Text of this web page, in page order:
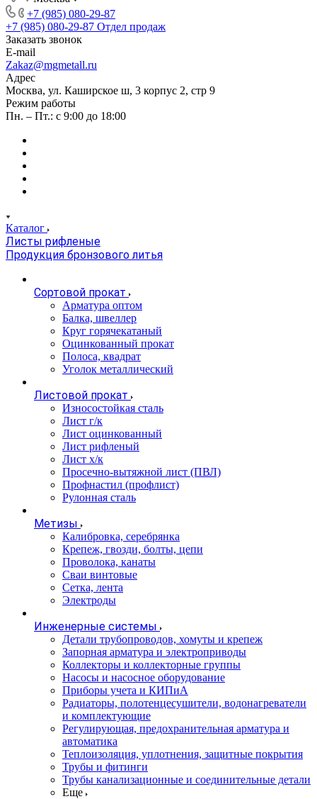
+7 (985) 080-29-87
+7 (985) 080-29-87 Отдел продаж
Заказать звонок
E-mail
Zakaz@mgmetall.ru
Адрес
Москва, ул. Каширское ш, 3 корпус 2, стр 9
Режим работы
Пн. – Пт.: с 9:00 до 18:00
Каталог
Листы рифленые
Продукция бронзового литья
Сортовой прокат
Арматура оптом
Балка, швеллер
Круг горячекатаный
Оцинкованный прокат
Полоса, квадрат
Уголок металлический
Листовой прокат
Износостойкая сталь
Лист г/к
Лист оцинкованный
Лист рифленый
Лист х/к
Просечно-вытяжной лист (ПВЛ)
Профнастил (профлист)
Рулонная сталь
Метизы
Калибровка, серебрянка
Крепеж, гвозди, болты, цепи
Проволока, канаты
Сваи винтовые
Сетка, лента
Электроды
Инженерные системы
Детали трубопроводов, хомуты и крепеж
Запорная арматура и электроприводы
Коллекторы и коллекторные группы
Насосы и насосное оборудование
Приборы учета и КИПиА
Радиаторы, полотенцесушители, водонагреватели
и комплектующие
Регулирующая, предохранительная арматура и
автоматика
Теплоизоляция, уплотнения, защитные покрытия
Трубы и фитинги
Трубы канализационные и соединительные детали
Еще